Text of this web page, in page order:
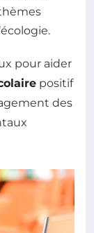
pour aider
positif
des